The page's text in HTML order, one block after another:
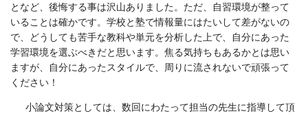
となど、後悔する事は沢山ありました。ただ、自習環境が整って
いることは確かです。学校と塾で情報量にはたいして差がないの
で、どうしても苦手な教科や単元を分析した上で、自分にあった
学習環境を選ぶべきだと思います。焦る気持ちもあるかとは思い
ますが、自分にあったスタイルで、周りに流されないで頑張って
ください！
小論文対策としては、数回にわたって担当の先生に指導して頂